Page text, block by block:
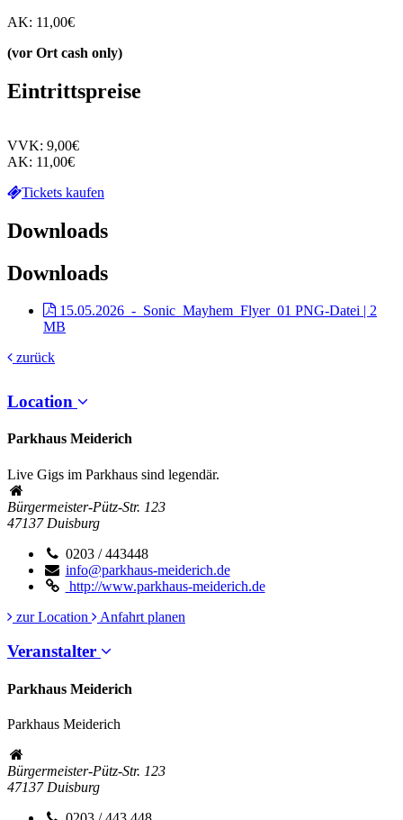
AK: 11,00€
(vor Ort cash only)
Eintrittspreise
VVK: 9,00€
AK: 11,00€
Tickets kaufen
Downloads
Downloads
15.05.2026_-_Sonic_Mayhem_Flyer_01 PNG-Datei | 2
MB
zurück
Location
Parkhaus Meiderich
Live Gigs im Parkhaus sind legendär.
Bürgermeister-Pütz-Str. 123
47137 Duisburg
0203 / 443448
info@parkhaus-meiderich.de
http://www.parkhaus-meiderich.de
zur Location
Anfahrt planen
Veranstalter
Parkhaus Meiderich
Parkhaus Meiderich
Bürgermeister-Pütz-Str. 123
47137 Duisburg